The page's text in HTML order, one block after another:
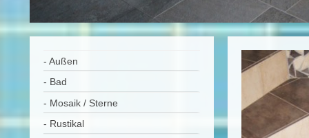
- Außen
- Bad
- Mosaik / Sterne
- Rustikal